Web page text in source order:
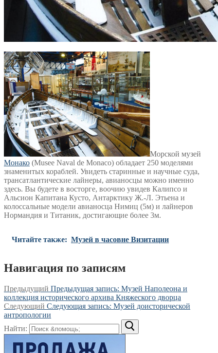
Морской музей
Монако (Musee Naval de Monaco) обладает 250 моделями
знаменитых кораблей. Увидеть старинные и научные суда,
трансатлантические лайнеры, авианосцы можно именно
здесь. Вы будете в восторге, воочию увидев Калипсо и
Альсион Капитана Кусто, Антарктику Ж.-Л. Этьена и
колоссальные модели авианосца Нимиц (5м) и лайнеров
Нормандия и Титаник, достигающие более 3м.
Читайте также: Музей в часовне Визитации
Навигация по записям
Предыдущий Предыдущая запись: Музей Наполеона и
коллекция исторического архива Княжеского дворца
Следующий Следующая запись: Музей доисторической
антропологии
Найти: